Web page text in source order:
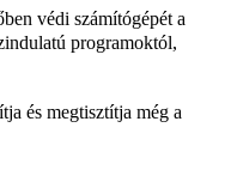
védi számítógépét a
programoktól,
és megtisztítja még a